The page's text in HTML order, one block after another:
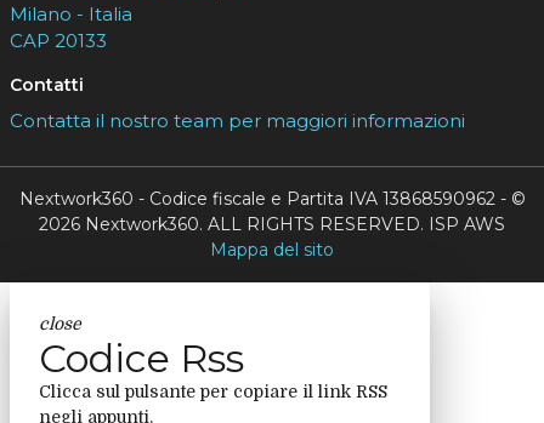
Milano - Italia
CAP 20133
Contatti
Contatta il nostro team per maggiori informazioni
Nextwork360 - Codice fiscale e Partita IVA 13868590962 - ©
2026 Nextwork360. ALL RIGHTS RESERVED. ISP AWS
Mappa del sito
close
Codice Rss
Clicca sul pulsante per copiare il link RSS
negli appunti.